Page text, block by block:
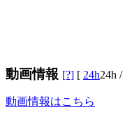
動画情報 [?] [ 24h24h /
動画情報はこちら